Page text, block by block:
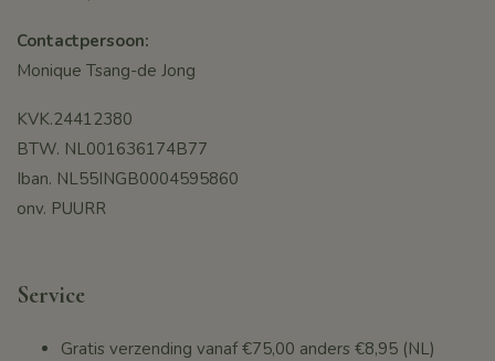
Contactpersoon:
Monique Tsang-de Jong
KVK.24412380
BTW. NL001636174B77
Iban. NL55INGB0004595860
onv. PUURR
Service
Gratis verzending vanaf €75,00 anders €8,95 (NL)